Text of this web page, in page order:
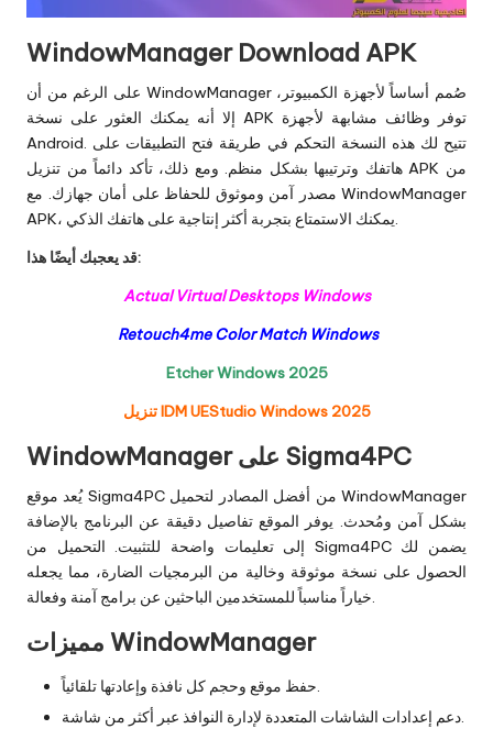
WindowManager Download APK
على الرغم من أن WindowManager صُمم أساساً لأجهزة الكمبيوتر،
إلا أنه يمكنك العثور على نسخة APK توفر وظائف مشابهة لأجهزة
Android. تتيح لك هذه النسخة التحكم في طريقة فتح التطبيقات على
هاتفك وترتيبها بشكل منظم. ومع ذلك، تأكد دائماً من تنزيل APK من
مصدر آمن وموثوق للحفاظ على أمان جهازك. مع WindowManager
APK، يمكنك الاستمتاع بتجربة أكثر إنتاجية على هاتفك الذكي.
قد يعجبك أيضًا هذا:
Actual Virtual Desktops Windows
Retouch4me Color Match Windows
Etcher Windows 2025
تنزيل IDM UEStudio Windows 2025
WindowManager على Sigma4PC
يُعد موقع Sigma4PC من أفضل المصادر لتحميل WindowManager
بشكل آمن ومُحدث. يوفر الموقع تفاصيل دقيقة عن البرنامج بالإضافة
إلى تعليمات واضحة للتثبيت. التحميل من Sigma4PC يضمن لك
الحصول على نسخة موثوقة وخالية من البرمجيات الضارة، مما يجعله
خياراً مناسباً للمستخدمين الباحثين عن برامج آمنة وفعالة.
مميزات WindowManager
حفظ موقع وحجم كل نافذة وإعادتها تلقائياً.
دعم إعدادات الشاشات المتعددة لإدارة النوافذ عبر أكثر من شاشة.